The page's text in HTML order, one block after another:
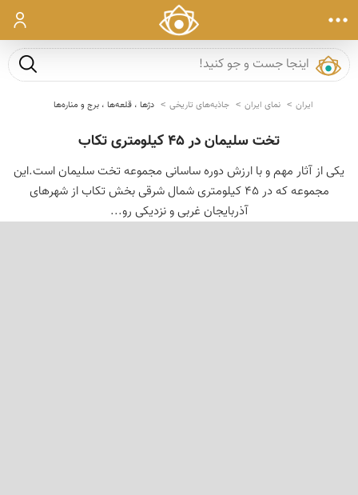
ورود
جست و
ایران نمای ایران جاذبه‌های تاریخی دژها ، قلعه‌ها ، برج و مناره‌ها
تخت سلیمان در 45 کیلومتری تکاب
یكی از آثار مهم و با ارزش دوره ساسانی مجموعه تخت سلیمان است.این
مجموعه كه در 45 كیلومتری شمال شرقی بخش تكاب از شهرهای
آذربایجان غربی و نزدیكی رو...